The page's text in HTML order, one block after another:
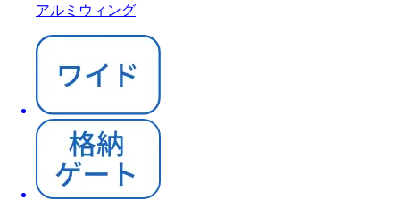
アルミウィング